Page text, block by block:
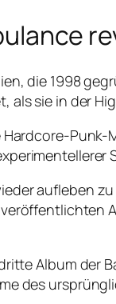
die 1998
als sie in der
aufleben
Album
des